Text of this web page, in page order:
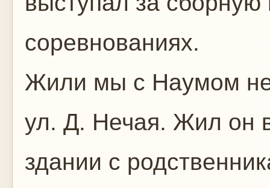
соревнованиях.
Жили мы с Наумом
ул. Д. Нечая. Жил он
здании с